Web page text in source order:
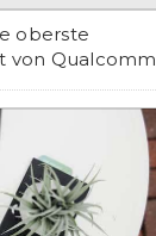
oberste
von Qualcomm